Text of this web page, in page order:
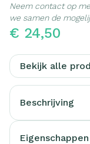
€ 24,50
Neem contact op
we samen de
Bekijk alle
Beschrijving
Eigenschappen